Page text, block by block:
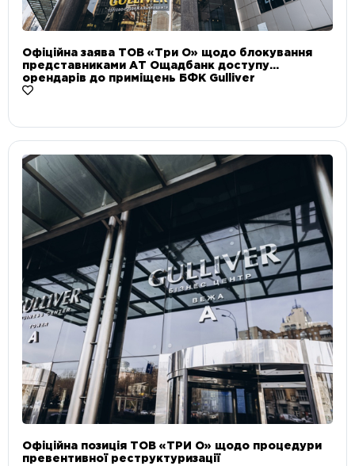
Офіційна заява ТОВ «Три О» щодо блокування
представниками АТ Ощадбанк доступу
орендарів до приміщень БФК Gulliver
Офіційна позиція ТОВ «ТРИ О» щодо процедури
превентивної реструктуризації